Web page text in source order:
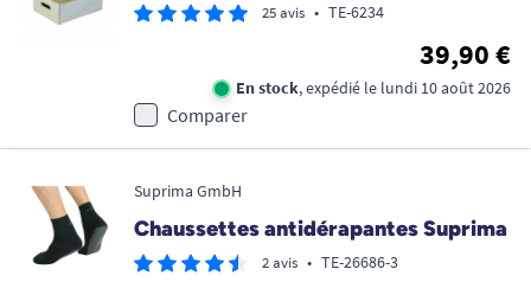
25 avis • TE-6234
39,90 €
En stock, expédié le lundi 10 août 2026
Comparer
Suprima GmbH
Chaussettes antidérapantes Suprima
2 avis • TE-26686-3